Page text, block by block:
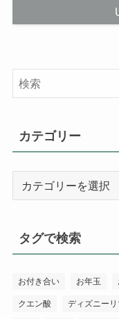
カテゴリー
ー
タグで検索
お付き合い お年玉
クエン酸 ディズニーリ